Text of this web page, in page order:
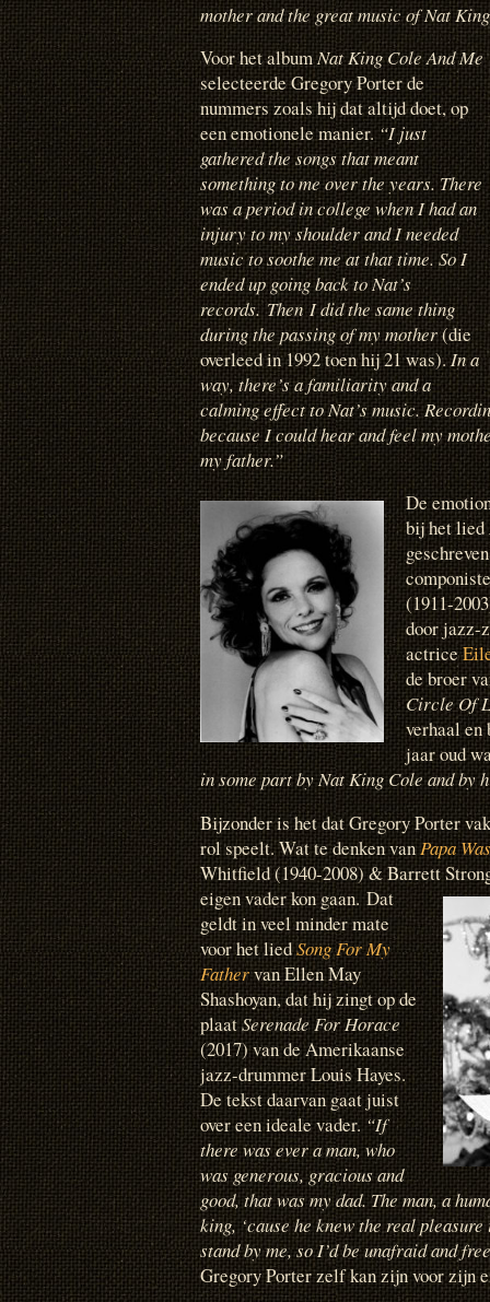
mother and the great music of Nat
Voor het albumNat King Cole And Me
selecteerde Gregory Porter de
nummers zoals hij dat altijd doet, op
een emotionele manier.“I just
gathered the songs that meant
something to me over the years. There
was a period in college when I had an
injury to my shoulder and I needed
music to soothe me at that time. So I
ended up going back to Nat’s
records.ThenI did the same thing
during the passing of my mother(die
overleed in 1992 toen hij 21 was).In a
way, there’s a familiarity and a
calming effect to Nat’s music.
because I could hear and feel my
my father.”
De
bij het lied
(1911-
door jazz-
actrice
de broer
Circle Of
verhaal en
jaar oud
in some part by Nat King Cole and by
Bijzonder is het dat Gregory Porter
rol speelt. Wat te denken vanPapa
Whitfield (1940-2008) & Barrett
eigen vader kon gaan.Dat
geldt in veel minder mate
voor het liedSong For My
Fathervan Ellen May
Shashoyan, dat hij zingt op de
plaatSerenade For Horace
(2017) van de Amerikaanse
jazz-drummer Louis Hayes.
De tekst daarvan gaat juist
over een ideale vader.“If
there was ever a man, who
was generous, gracious and
good, that was my dad. The man, a
king, ‘cause he knew the real
stand by me, so I’d be unafraid and
Gregory Porter zelf kan zijn voor zijn